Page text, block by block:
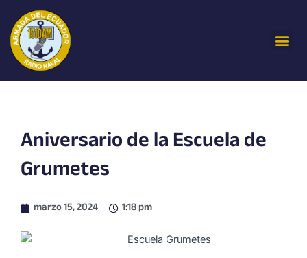
contenido
Aniversario de la Escuela de
Grumetes
marzo 15, 2024 1:18 pm